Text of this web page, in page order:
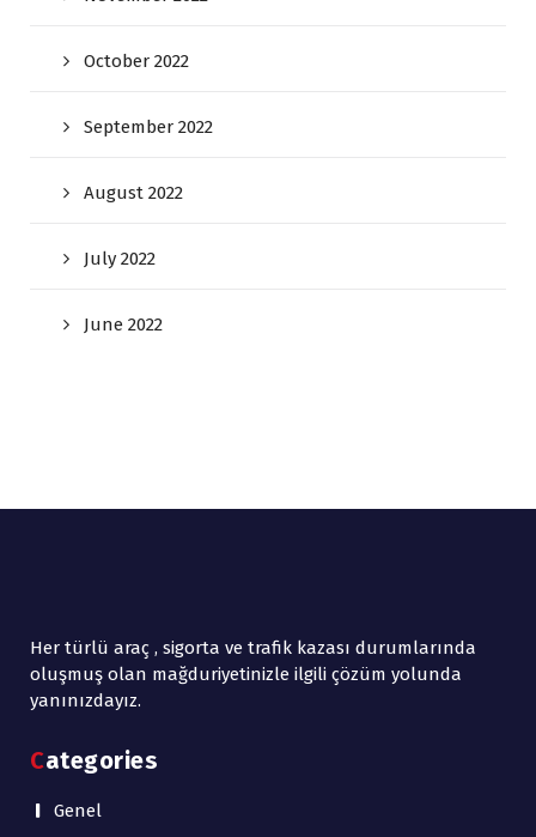
October 2022
September 2022
August 2022
July 2022
June 2022
Her türlü araç , sigorta ve trafik kazası durumlarında
oluşmuş olan mağduriyetinizle ilgili çözüm yolunda
yanınızdayız.
Categories
Genel